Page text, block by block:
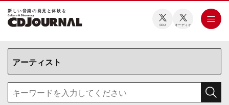
新しい⾳楽の発⾒と体験を
CDJ オーディオ